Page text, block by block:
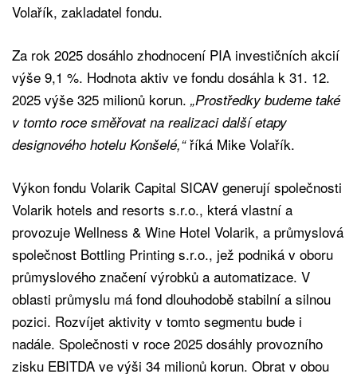
Volařík, zakladatel fondu.
Za rok 2025 dosáhlo zhodnocení PIA investičních akcií
výše 9,1 %. Hodnota aktiv ve fondu dosáhla k 31. 12.
2025 výše 325 milionů korun. „Prostředky budeme také
v tomto roce směřovat na realizaci další etapy
designového hotelu Konšelé,“říká Mike Volařík.
Výkon fondu Volarik Capital SICAV generují společnosti
Volarik hotels and resorts s.r.o., která vlastní a
provozuje Wellness & Wine Hotel Volarik, a průmyslová
společnost Bottling Printing s.r.o., jež podniká v oboru
průmyslového značení výrobků a automatizace. V
oblasti průmyslu má fond dlouhodobě stabilní a silnou
pozici. Rozvíjet aktivity v tomto segmentu bude i
nadále. Společnosti v roce 2025 dosáhly provozního
zisku EBITDA ve výši 34 milionů korun. Obrat v obou